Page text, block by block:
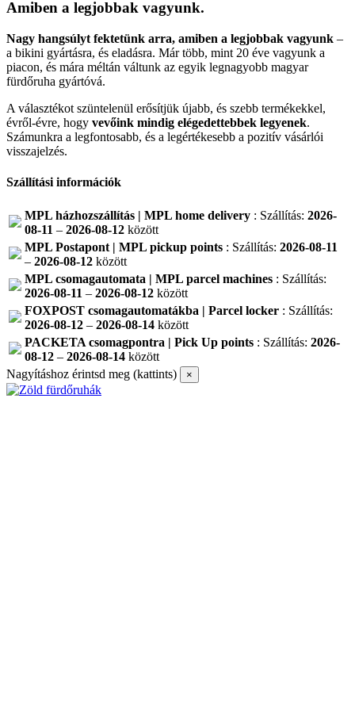
Amiben a legjobbak vagyunk.
Nagy hangsúlyt fektetünk arra, amiben a legjobbak vagyunk –
a bikini gyártásra, és eladásra. Már több, mint 20 éve vagyunk a
piacon, és mára méltán váltunk az egyik legnagyobb magyar
fürdőruha gyártóvá.
A választékot szüntelenül erősítjük újabb, és szebb termékekkel,
évről-évre, hogy vevőink mindig elégedettebbek legyenek.
Számunkra a legfontosabb, és a legértékesebb a pozitív vásárlói
visszajelzés.
Szállítási információk
MPL házhozszállítás | MPL home delivery : Szállítás: 2026-
08-11 – 2026-08-12 között
MPL Postapont | MPL pickup points : Szállítás: 2026-08-11
– 2026-08-12 között
MPL csomagautomata | MPL parcel machines : Szállítás:
2026-08-11 – 2026-08-12 között
FOXPOST csomagautomatákba | Parcel locker : Szállítás:
2026-08-12 – 2026-08-14 között
PACKETA csomagpontra | Pick Up points : Szállítás: 2026-
08-12 – 2026-08-14 között
Nagyításhoz érintsd meg (kattints)
×